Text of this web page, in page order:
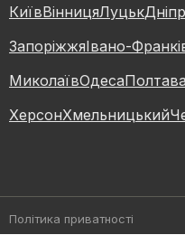
КиївВінницяЛуцьк
ЗапоріжжяІвано-
МиколаївОдесаПолтава
ХерсонХмельницький
Політика приватності